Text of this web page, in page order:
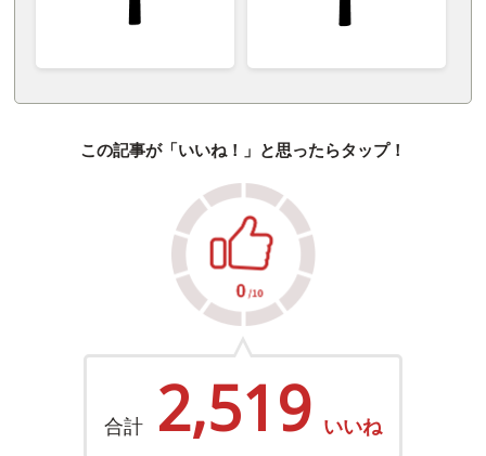
この記事が「いいね！」と思ったらタップ！
合計 2,519 いいね